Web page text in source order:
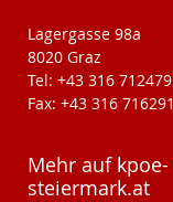
KPÖ-Steiermark
Lagergasse 98a
8020 Graz
Tel: +43 316 712479
Fax: +43 316 716291
Mehr auf kpoe-
steiermark.at